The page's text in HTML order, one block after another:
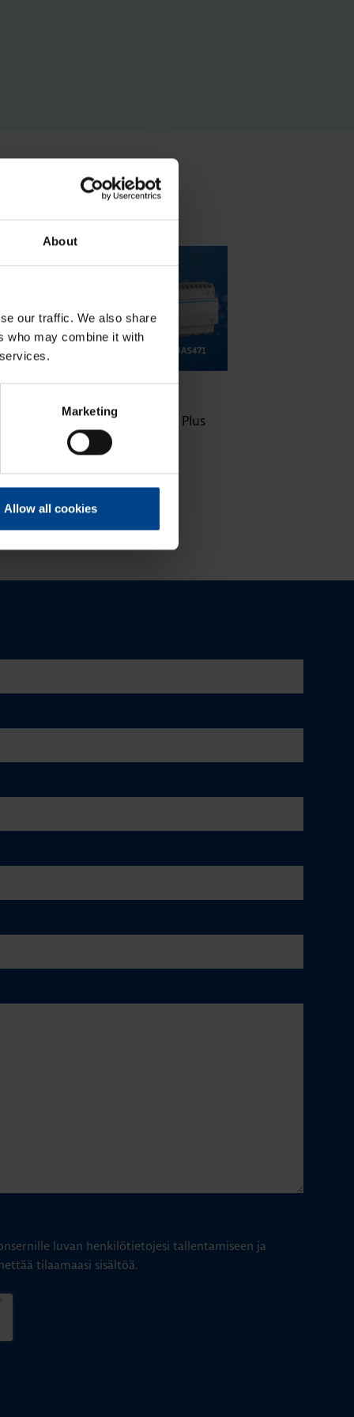
About
our traffic. We also share
who may combine it with
Marketing
Allow all cookies
Uuden sukupolven domovea Plus
korvaa domovea V1:n
luvan henkilötietojesi tallentamiseen ja
tilaamaasi sisältöä.